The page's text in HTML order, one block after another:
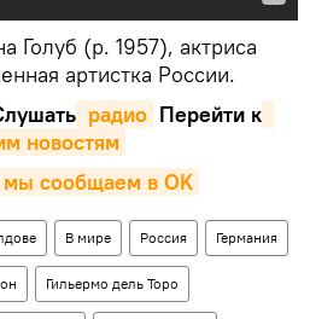
Голуб (р. 1957), актриса
артистка России.
радио Перейти к
новостям
мы сообщаем в OK
В мире Россия Германия
Гильермо дель Торо